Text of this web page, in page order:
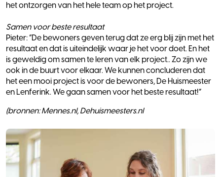
het ontzorgen van het hele team op het project.
Samen voor beste resultaat
Pieter: “De bewoners geven terug dat ze erg blij zijn met het
resultaat en dat is uiteindelijk waar je het voor doet. En het
is geweldig om samen te leren van elk project.. Zo zijn we
ook in de buurt voor elkaar. We kunnen concluderen dat
het een mooi project is voor de bewoners, De Huismeester
en Lenferink. We gaan samen voor het beste resultaat!”
(bronnen: Mennes.nl, Dehuismeesters.nl